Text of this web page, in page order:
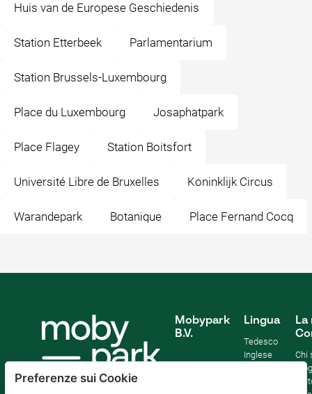
Huis van de Europese Geschiedenis
Station Etterbeek Parlamentarium
Station Brussels-Luxembourg
Place du Luxembourg Josaphatpark
Place Flagey Station Boitsfort
Université Libre de Bruxelles Koninklijk Circus
Warandepark Botanique Place Fernand Cocq
Mobypark
B.V.
Lingua
Tedesco
Inglese
La
Chi
Blog
Preferenze sui Cookie